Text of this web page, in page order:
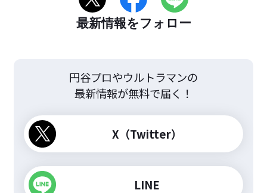
最新情報をフォロー
円谷プロやウルトラマンの
最新情報が無料で届く！
X（Twitter）
LINE